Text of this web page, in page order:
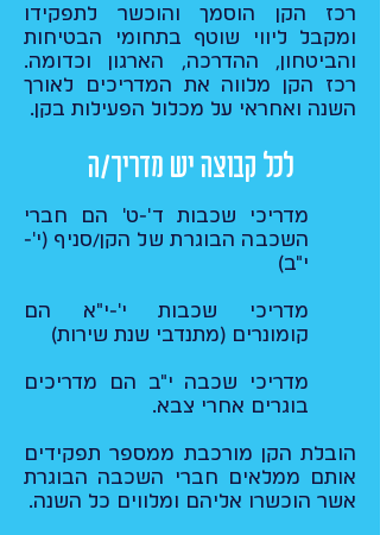
רכז הקן הוסמך והוכשר לתפקידו
ומקבל ליווי שוטף בתחומי הבטיחות
והביטחון, ההדרכה, הארגון וכדומה.
רכז הקן מלווה את המדריכים לאורך
השנה ואחראי על מכלול הפעילות בקן.
לכל קבוצה יש מדריך/ה
מדריכי שכבות ד'-ט' הם חברי
השכבה הבוגרת של הקן/סניף (י'-
י"ב)
מדריכי שכבות י'-י"א הם
קומונרים (מתנדבי שנת שירות)
מדריכי שכבה י"ב הם מדריכים
בוגרים אחרי צבא.
הובלת הקן מורכבת ממספר תפקידים
אותם ממלאים חברי השכבה הבוגרת
אשר הוכשרו אליהם ומלווים כל השנה.